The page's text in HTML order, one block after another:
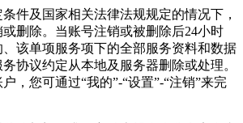
件及国家相关法律法规规定的情况下，
删除。当账号注销或被删除后24小时
该单项服务项下的全部服务资料和数据
协议约定从本地及服务器删除或处理。
，您可通过“我的”-“设置”-“注销”来完